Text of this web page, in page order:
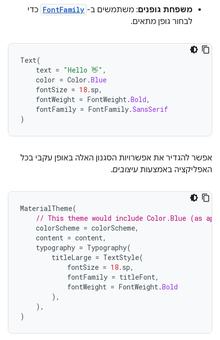
משפחת גופנים: משתמשים ב- FontFamily כדי
לבחור גופן מתאים.
Text(
text = "Hello 👋" ,
color = Color .Blue
fontSize = 18. sp,
fontWeight = FontWeight.Bold,
fontFamily = FontFamily.SansSerif
)
אפשר להגדיר את אפשרויות הסגנון האלה באופן עקבי בכל
האפליקציה באמצעות עיצובים.
MaterialTheme(
// This theme would include Color.Blue (as
colorScheme = colorScheme,
content = content,
typography = Typography(
titleLarge = TextStyle(
fontSize = 18. sp,
fontFamily = titleFont,
fontWeight = FontWeight.Bold
),
),
)